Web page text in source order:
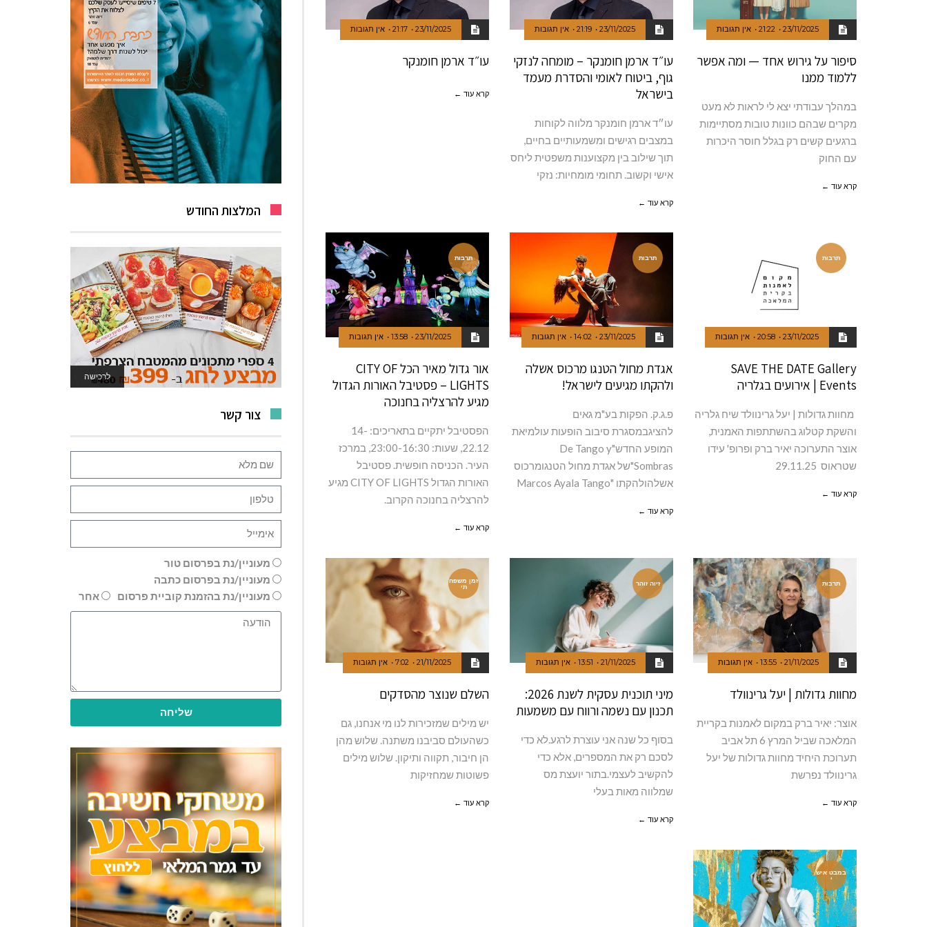
23/11/2025
21:22 אין תגובות
סיפור על גירוש אחד — ומה אפשר
ללמוד ממנו
במהלך עבודתי יצא לי לראות לא מעט
מקרים שבהם כוונות טובות מסתיימות
ברגעים קשים רק בגלל חוסר היכרות
עם החוק
קרא עוד ←
23/11/2025
21:19 אין תגובות
עו״ד ארמן חומנקר – מומחה לנזקי
גוף, ביטוח לאומי והסדרת מעמד
בישראל
עו״ד ארמן חומנקר מלווה לקוחות
במצבים רגישים ומשמעותיים בחיים,
תוך שילוב בין מקצוענות משפטית ליחס
אישי וקשוב. תחומי מומחיות: נזקי
קרא עוד ←
23/11/2025
21:17 אין תגובות
עו״ד ארמן חומנקר
קרא עוד ←
תרבות
23/11/2025
20:58 אין תגובות
SAVE THE DATE Gallery
Events | אירועים בגלריה
מחוות גדולות | יעל גרינוולד שיח גלריה
והשקת קטלוג בהשתתפות האמנית,
אוצר התערוכה יאיר ברק ופרופ' עידו
שטראוס 29.11.25
קרא עוד ←
תרבות
23/11/2025
14:02 אין תגובות
אגדת מחול הטנגו מרכוס אשלה
ולהקתו מגיעים לישראל!
פ.ג.ק. הפקות בע"מ גאים
להציגבמסגרת סיבוב הופעות עולמיאת
המופע החדש"De Tango y
Sombras"של אגדת מחול הטנגומרכוס
אשלהולהקתו "Marcos Ayala Tango
קרא עוד ←
תרבות
23/11/2025
13:58 אין תגובות
אור גדול מאיר הכל CITY OF
LIGHTS – פסטיבל האורות הגדול
מגיע להרצליה בחנוכה
הפסטיבל יתקיים בתאריכים: 14-
22.12, שעות: 23:00-16:30, במרכז
העיר. הכניסה חופשית. פסטיבל
האורות הגדול CITY OF LIGHTS מגיע
להרצליה בחנוכה הקרוב.
קרא עוד ←
תרבות
21/11/2025
13:55 אין תגובות
מחוות גדולות | יעל גרינוולד
אוצר: יאיר ברק במקום לאמנות בקריית
המלאכה שביל המרץ 6 תל אביב
תערוכת היחיד מחוות גדולות של יעל
גרינוולד נפרשת
קרא עוד ←
זיוה זוהר
21/11/2025
13:51 אין תגובות
מיני תוכנית עסקית לשנת 2026:
תכנון עם נשמה ורווח עם משמעות
בסוף כל שנה אני עוצרת לרגע.לא כדי
לסכם רק את המספרים, אלא כדי
להקשיב לעצמי.בתור יועצת מס
שמלווה מאות בעלי
קרא עוד ←
זמן משפח
תי
21/11/2025
7:02 אין תגובות
השלם שנוצר מהסדקים
יש מילים שמזכירות לנו מי אנחנו, גם
כשהעולם סביבנו משתנה. שלוש מהן
הן חיבור, תקווה ותיקון. שלוש מילים
פשוטות שמחזיקות
קרא עוד ←
במבט איש
י
המלצות החודש
לרכישה
לאתר המשחקים
צור קשר
מעוניין/נת בפרסום טור
מעוניין/נת בפרסום כתבה
מעוניין/נת בהזמנת קוביית פרסום
אחר
שליחה